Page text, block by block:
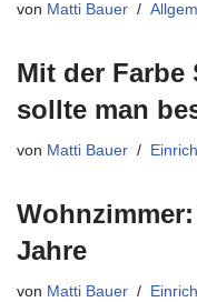
von Matti Bauer
Mit der Farbe
sollte man
von Matti Bauer
Jahre
von Matti Bauer